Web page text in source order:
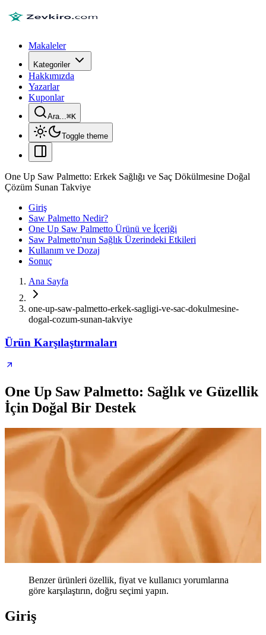
Makaleler
Kategoriler
Hakkımızda
Yazarlar
Kuponlar
Ara...⌘K
Toggle theme
One Up Saw Palmetto: Erkek Sağlığı ve Saç Dökülmesine Doğal
Çözüm Sunan Takviye
Giriş
Saw Palmetto Nedir?
One Up Saw Palmetto Ürünü ve İçeriği
Saw Palmetto'nun Sağlık Üzerindeki Etkileri
Kullanım ve Dozaj
Sonuç
Ana Sayfa
one-up-saw-palmetto-erkek-sagligi-ve-sac-dokulmesine-
dogal-cozum-sunan-takviye
Ürün Karşılaştırmaları
One Up Saw Palmetto: Sağlık ve Güzellik
İçin Doğal Bir Destek
Benzer ürünleri özellik, fiyat ve kullanıcı yorumlarına
göre karşılaştırın, doğru seçimi yapın.
Giriş